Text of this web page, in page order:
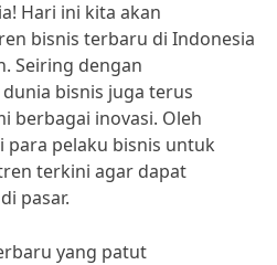
Hari ini kita akan
bisnis terbaru di Indonesia
Seiring dengan
bisnis juga terus
berbagai inovasi. Oleh
para pelaku bisnis untuk
terkini agar dapat
pasar.
yang patut